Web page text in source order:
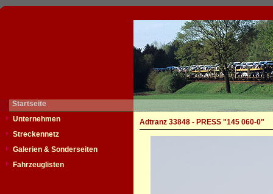
Startseite
Unternehmen
Streckennetz
Galerien & Sonderseiten
Fahrzeuglisten
Adtranz 33848 - PRESS "145 060-0"